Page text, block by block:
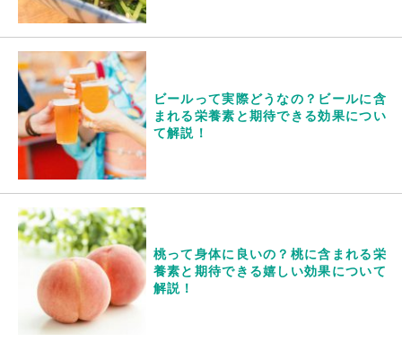
ビールって実際どうなの？ビールに含
まれる栄養素と期待できる効果につい
て解説！
桃って身体に良いの？桃に含まれる栄
養素と期待できる嬉しい効果について
解説！